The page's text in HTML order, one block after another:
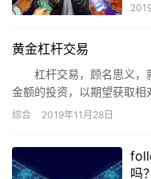
黄金杠杆交易
杠杆交易，顾名思义，
金额的投资，以期望获取
亏损。由于保证金(该笔小
综合 2019年11月28日
吗？